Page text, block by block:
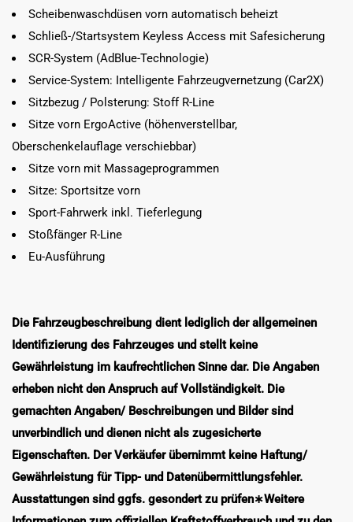
Scheibenwaschdüsen vorn automatisch beheizt
Schließ-/Startsystem Keyless Access mit Safesicherung
SCR-System (AdBlue-Technologie)
Service-System: Intelligente Fahrzeugvernetzung (Car2X)
Sitzbezug / Polsterung: Stoff R-Line
Sitze vorn ErgoActive (höhenverstellbar,
Oberschenkelauflage verschiebbar)
Sitze vorn mit Massageprogrammen
Sitze: Sportsitze vorn
Sport-Fahrwerk inkl. Tieferlegung
Stoßfänger R-Line
Eu-Ausführung
Die Fahrzeugbeschreibung dient lediglich der allgemeinen
Identifizierung des Fahrzeuges und stellt keine
Gewährleistung im kaufrechtlichen Sinne dar. Die Angaben
erheben nicht den Anspruch auf Vollständigkeit. Die
gemachten Angaben/ Beschreibungen und Bilder sind
unverbindlich und dienen nicht als zugesicherte
Eigenschaften. Der Verkäufer übernimmt keine Haftung/
Gewährleistung für Tipp- und Datenübermittlungsfehler.
Ausstattungen sind ggfs. gesondert zu prüfen∗Weitere